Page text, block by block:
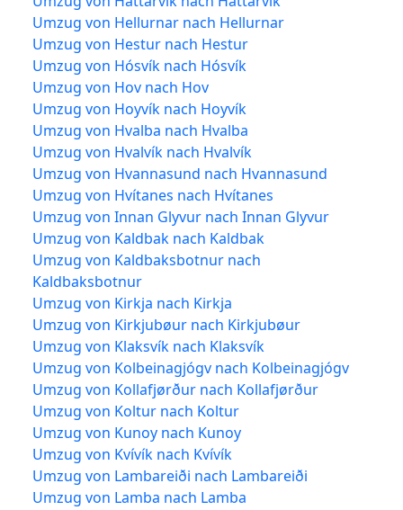
Umzug von Hellurnar nach Hellurnar
Umzug von Hestur nach Hestur
Umzug von Hósvík nach Hósvík
Umzug von Hov nach Hov
Umzug von Hoyvík nach Hoyvík
Umzug von Hvalba nach Hvalba
Umzug von Hvalvík nach Hvalvík
Umzug von Hvannasund nach Hvannasund
Umzug von Hvítanes nach Hvítanes
Umzug von Innan Glyvur nach Innan Glyvur
Umzug von Kaldbak nach Kaldbak
Umzug von Kaldbaksbotnur nach
Kaldbaksbotnur
Umzug von Kirkja nach Kirkja
Umzug von Kirkjubøur nach Kirkjubøur
Umzug von Klaksvík nach Klaksvík
Umzug von Kolbeinagjógv nach Kolbeinagjógv
Umzug von Kollafjørður nach Kollafjørður
Umzug von Koltur nach Koltur
Umzug von Kunoy nach Kunoy
Umzug von Kvívík nach Kvívík
Umzug von Lambareiði nach Lambareiði
Umzug von Lamba nach Lamba